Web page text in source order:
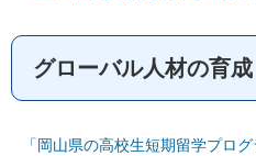
グローバル人材の育成
「岡山県の高校生短期留学プロ